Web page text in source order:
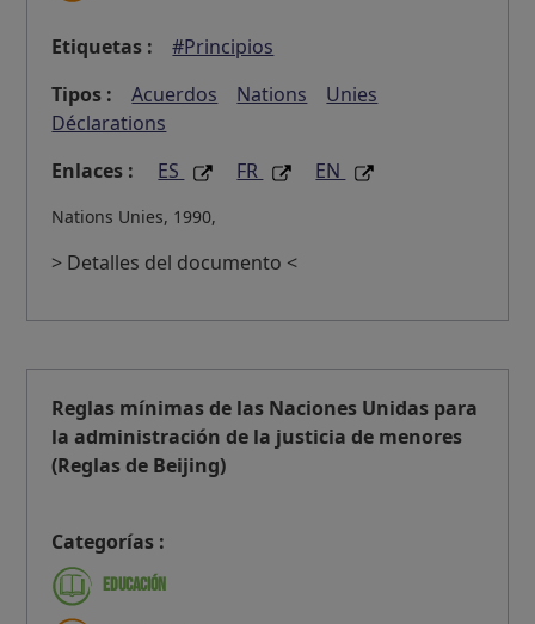
Etiquetas :
#Principios
Tipos :
Acuerdos Nations
Unies
Déclarations
Enlaces :
ES FR EN
Nations Unies, 1990,
> Detalles del documento <
Reglas mínimas de las Naciones Unidas para
la administración de la justicia de menores
(Reglas de Beijing)
Categorías :
Educación